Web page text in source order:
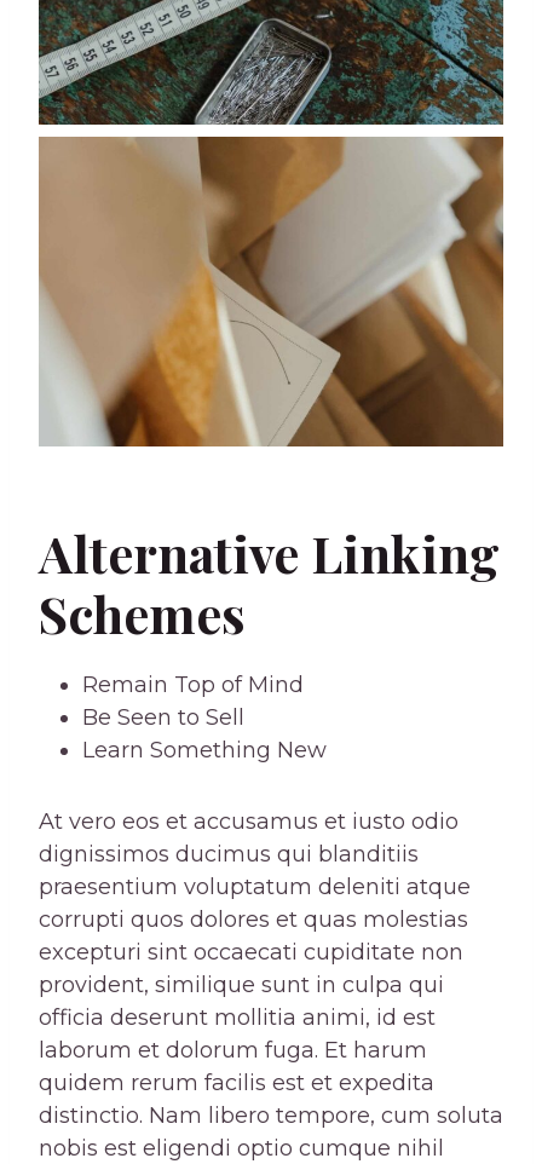
Alternative Linking
Schemes
Remain Top of Mind
Be Seen to Sell
Learn Something New
At vero eos et accusamus et iusto odio
dignissimos ducimus qui blanditiis
praesentium voluptatum deleniti atque
corrupti quos dolores et quas molestias
excepturi sint occaecati cupiditate non
provident, similique sunt in culpa qui
officia deserunt mollitia animi, id est
laborum et dolorum fuga. Et harum
quidem rerum facilis est et expedita
distinctio. Nam libero tempore, cum soluta
nobis est eligendi optio cumque nihil